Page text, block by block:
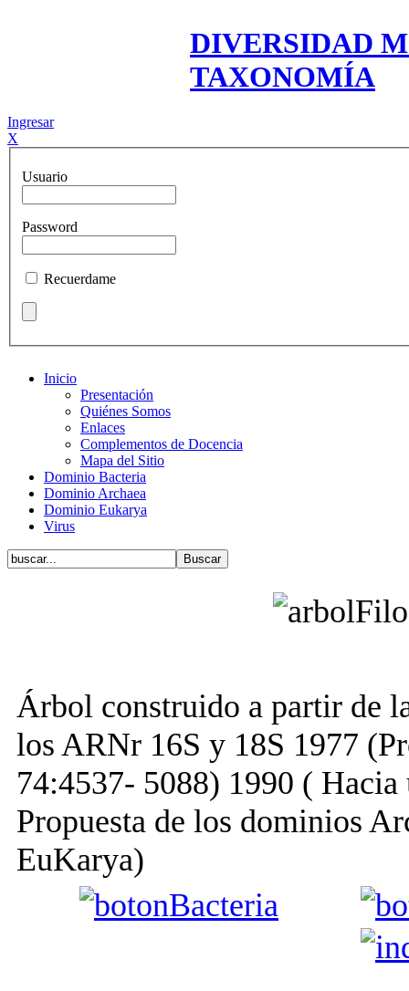
DIVERSIDAD
TAXONOMÍA
Ingresar
X
Usuario
Password
Recuerdame
Inicio
Presentación
Quiénes Somos
Enlaces
Complementos de Docencia
Mapa del Sitio
Dominio Bacteria
Dominio Archaea
Dominio Eukarya
Virus
Árbol construido a partir de
los ARNr 16S y 18S 1977
74:4537- 5088) 1990 (
Propuesta de los dominios